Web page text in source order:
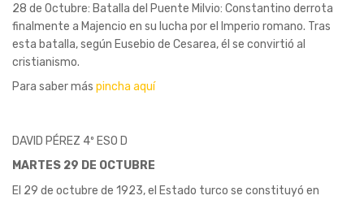
28 de Octubre: Batalla del Puente Milvio: Constantino derrota
finalmente a Majencio en su lucha por el Imperio romano. Tras
esta batalla, según Eusebio de Cesarea, él se convirtió al
cristianismo.
Para saber más pincha aquí
DAVID PÉREZ 4º ESO D
MARTES 29 DE OCTUBRE
El 29 de octubre de 1923, el Estado turco se constituyó en